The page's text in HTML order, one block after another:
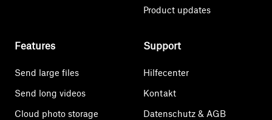
Product updates
Features
Send large files
Send long videos
Cloud photo storage
Support
Hilfecenter
Kontakt
Datenschutz & AGB